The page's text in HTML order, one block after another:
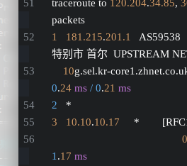
traceroute to 120.204.34.85,
packets
1
181.215.201.1
AS59538
特别市 首尔  UPSTREAM
10g.sel.kr-
0.24 ms / 0.21 ms
2
   *
3
10.10.10.17
1 .17 ms